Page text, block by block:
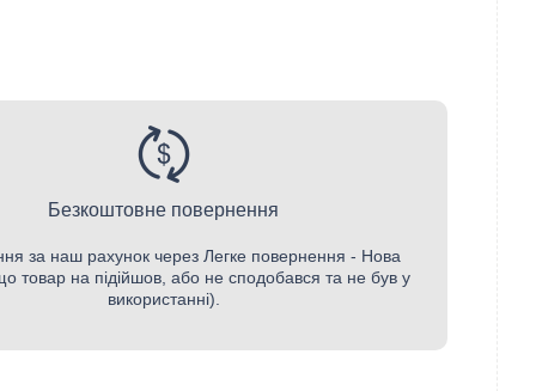
Безкоштовне повернення
за наш рахунок через Легке повернення - Нова
товар на підійшов, або не сподобався та не був у
використанні).